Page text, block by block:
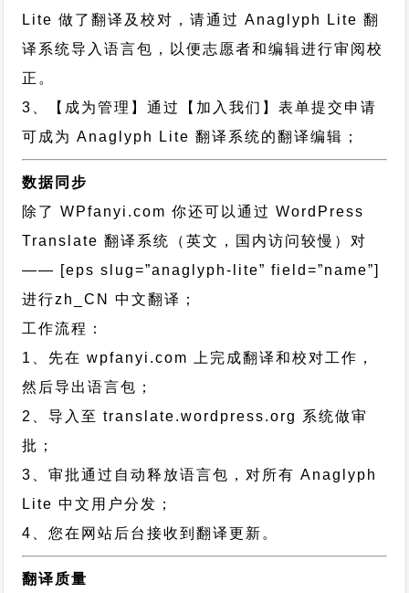
Lite 做了翻译及校对，请通过 Anaglyph Lite 翻
译系统导入语言包，以便志愿者和编辑进行审阅校
正。
3、【成为管理】通过【加入我们】表单提交申请
可成为 Anaglyph Lite 翻译系统的翻译编辑；
数据同步
除了 WPfanyi.com 你还可以通过WordPress
Translate 翻译系统（英文，国内访问较慢）对
—— [eps slug=”anaglyph-lite” field=”name”]
进行zh_CN
中文翻译；
工作流程：
1、先在 wpfanyi.com 上完成翻译和校对工作，
然后导出语言包；
2、导入至 translate.wordpress.org 系统做审
批；
3、审批通过自动释放语言包，对所有 Anaglyph
Lite 中文用户分发；
4、您在网站后台接收到翻译更新。
翻译质量